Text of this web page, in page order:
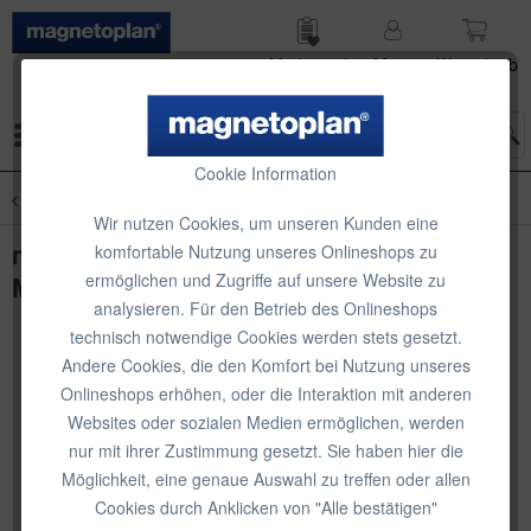
Merk­zettel
Mein
Waren­korb
Cookie Information
Wir nutzen Cookies, um unseren Kunden eine
komfortable Nutzung unseres Onlineshops zu
ermöglichen und Zugriffe auf unsere Website zu
analysieren. Für den Betrieb des Onlineshops
technisch notwendige Cookies werden stets gesetzt.
Andere Cookies, die den Komfort bei Nutzung unseres
Onlineshops erhöhen, oder die Interaktion mit anderen
Websites oder sozialen Medien ermöglichen, werden
nur mit ihrer Zustimmung gesetzt. Sie haben hier die
Möglichkeit, eine genaue Auswahl zu treffen oder allen
Cookies durch Anklicken von "Alle bestätigen"
magnetoplan Feststellschraube für
Moderationstafeln